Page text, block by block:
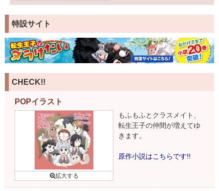
特設サイト
CHECK!!
POPイラスト
もふもふとクラスメイト、
転生王子の仲間が増えてゆ
きます。
原作小説はこちらです!!